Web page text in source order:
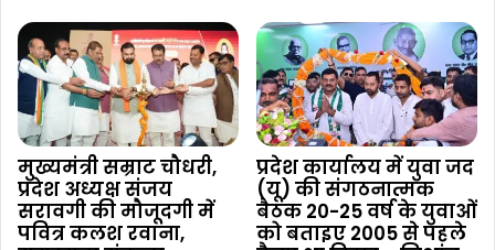
मुख्यमंत्री सम्राट चौधरी,
प्रदेश अध्यक्ष संजय
सरावगी की मौजूदगी में
पवित्र कलश रवाना,
प्रदेश कार्यालय में युवा जद
(यू) की संगठनात्मक
बैठक 20-25 वर्ष के युवाओं
को बताइए 2005 से पहले